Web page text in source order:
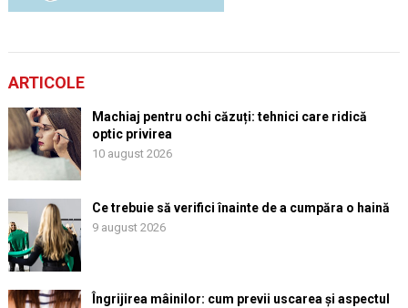
ARTICOLE
Machiaj pentru ochi căzuți: tehnici care ridică
optic privirea
10 august 2026
Ce trebuie să verifici înainte de a cumpăra o haină
9 august 2026
Îngrijirea mâinilor: cum previi uscarea și aspectul